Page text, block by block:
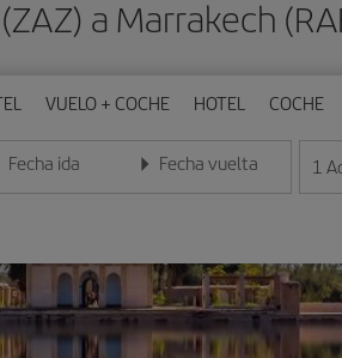
a Marrakech
VUELO + COCHE HOTEL COCHE
Fecha ida
la fecha en formato día/mes/año
Fecha vuelta
Introduce la fecha en 1